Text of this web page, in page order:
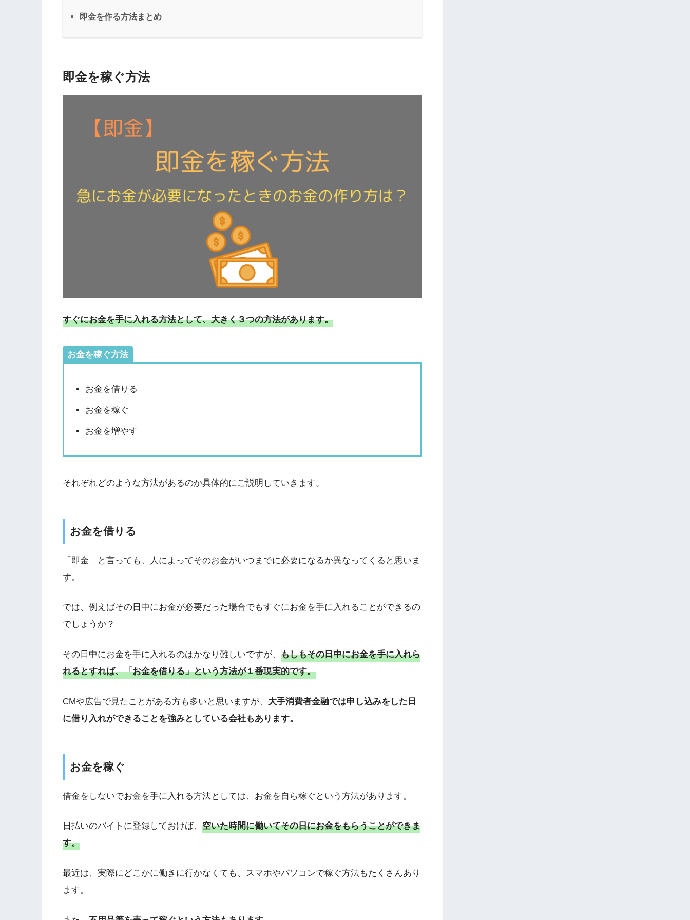
即金を作る方法まとめ
即金を稼ぐ方法
すぐにお金を手に入れる方法として、大きく３つの方法があります。
お金を稼ぐ方法
お金を借りる
お金を稼ぐ
お金を増やす
それぞれどのような方法があるのか具体的にご説明していきます。
お金を借りる
「即金」と言っても、人によってそのお金がいつまでに必要になるか異なってくると思いま
す。
では、例えばその日中にお金が必要だった場合でもすぐにお金を手に入れることができるの
でしょうか？
その日中にお金を手に入れるのはかなり難しいですが、 もしもその日中にお金を手に入れら
れるとすれば、「お金を借りる」という方法が１番現実的です。
CMや広告で見たことがある方も多いと思いますが、 大手消費者金融では申し込みをした日
に借り入れができることを強みとしている会社もあります。
お金を稼ぐ
借金をしないでお金を手に入れる方法としては、お金を自ら稼ぐという方法があります。
日払いのバイトに登録しておけば、 空いた時間に働いてその日にお金をもらうことができま
す。
最近は、実際にどこかに働きに行かなくても、スマホやパソコンで稼ぐ方法もたくさんあり
ます。